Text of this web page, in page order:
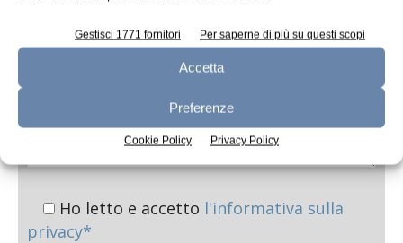
Gestisci 1771 fornitori Per saperne di più su questi scopi
Accetta
Preferenze
Cookie Policy Privacy Policy
Ho letto e accetto l'informativa sulla
privacy*